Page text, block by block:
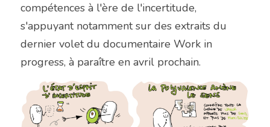
compétences à l'ère de l'incertitude,
s'appuyant notamment sur des extraits du
dernier volet du documentaire Work in
progress, à paraître en avril prochain.